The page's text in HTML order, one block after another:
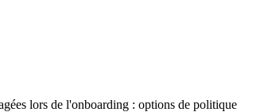
lors de l'onboarding : options de politique